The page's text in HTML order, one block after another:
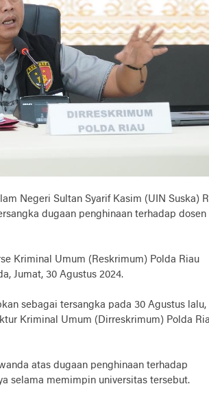
Negeri Sultan Syarif Kasim (UIN Suska)
dugaan penghinaan terhadap dosen
Kriminal Umum (Reskrimum) Polda Riau
Jumat, 30 Agustus 2024.
sebagai tersangka pada 30 Agustus lalu,
Kriminal Umum (Dirreskrimum) Polda
atas dugaan penghinaan terhadap
selama memimpin universitas tersebut.